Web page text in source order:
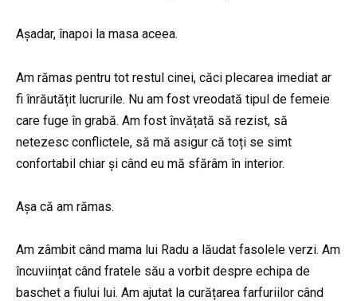
Așadar, înapoi la masa aceea.
Am rămas pentru tot restul cinei, căci plecarea imediat ar
fi înrăutățit lucrurile. Nu am fost vreodată tipul de femeie
care fuge în grabă. Am fost învățată să rezist, să
netezesc conflictele, să mă asigur că toți se simt
confortabil chiar și când eu mă sfărâm în interior.
Așa că am rămas.
Am zâmbit când mama lui Radu a lăudat fasolele verzi. Am
încuviințat când fratele său a vorbit despre echipa de
baschet a fiului lui. Am ajutat la curățarea farfuriilor când